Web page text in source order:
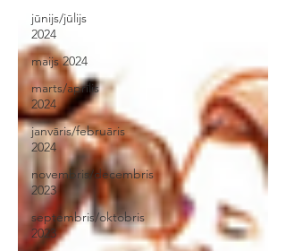
jūnijs/jūlijs
2024
maijs 2024
marts/aprīlis
2024
janvāris/februāris
2024
novembris/decembris
2023
septembris/oktobris
2023